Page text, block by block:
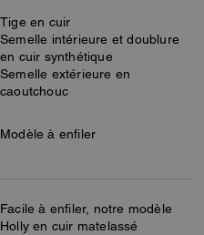
Tige en cuir
Semelle intérieure et doublure
en cuir synthétique
Semelle extérieure en
caoutchouc
Modèle à enfiler
Facile à enfiler, notre modèle
Holly en cuir matelassé